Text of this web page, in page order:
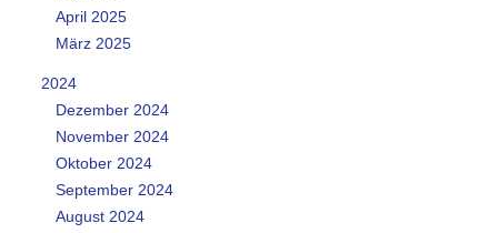
April 2025
März 2025
2024
Dezember 2024
November 2024
Oktober 2024
September 2024
August 2024